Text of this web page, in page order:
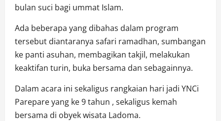
bulan suci bagi ummat Islam.
Ada beberapa yang dibahas dalam program
tersebut diantaranya safari ramadhan, sumbangan
ke panti asuhan, membagikan takjil, melakukan
keaktifan turin, buka bersama dan sebagainnya.
Dalam acara ini sekaligus rangkaian hari jadi YNCi
Parepare yang ke 9 tahun , sekaligus kemah
bersama di obyek wisata Ladoma.